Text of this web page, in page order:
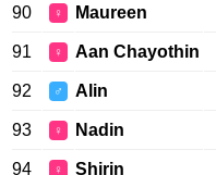
90 ♀ Maureen
91 ♀ Aan Chayothin
92 ♂ Alin
93 ♀ Nadin
94 ♀ Shirin